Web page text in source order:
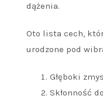
dążenia.
Oto lista cech,
urodzone pod
Głęboki
Skłonność